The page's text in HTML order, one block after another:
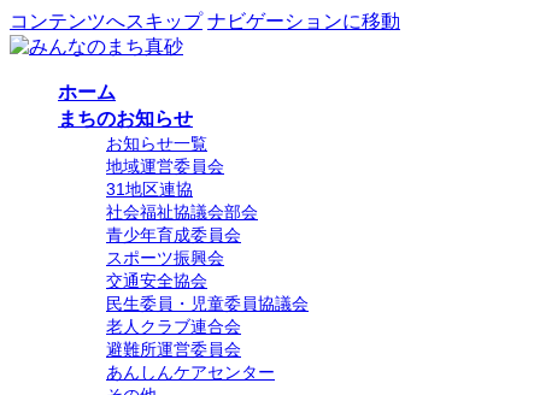
コンテンツへスキップ ナビゲーションに移動
ホーム
まちのお知らせ
お知らせ一覧
地域運営委員会
31地区連協
社会福祉協議会部会
青少年育成委員会
スポーツ振興会
交通安全協会
民生委員・児童委員協議会
老人クラブ連合会
避難所運営委員会
あんしんケアセンター